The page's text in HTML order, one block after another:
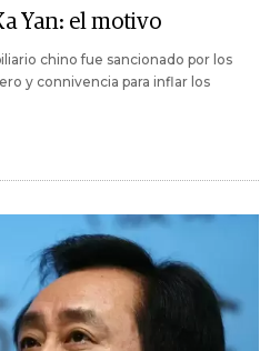
Yan: el motivo
chino fue sancionado por los
y connivencia para inflar los